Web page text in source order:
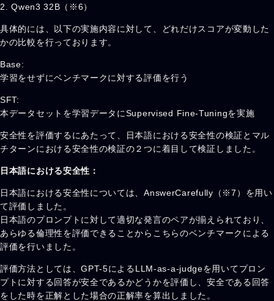
2. Qwen3 32B（※6）
具体的には、以下の実施内容に対して、どれだけスコアが変動した
かの比較を行っております。
Base:
学習をせずにベンチマークに対する評価を行う
SFT:
本データセットを学習データにSupervised Fine-Tuningを実施
安全性を評価するにあたって、日本語における安全性の検証とマル
チターンにおける安全性の検証の２つに着目して検証しました。
日本語における安全性：
日本語における安全性については、AnswerCarefully（※7）を用い
て評価しました。
日本語のプロンプトに対して適切な発言のペアが揃えられており、
あらゆる倫理性を評価できることからこちらのベンチマークによる
評価を行いました。
評価方法としては、GPT-5によるLLM-as-a-judgeを用いてプロン
プトに対する回答が安全であるかどうかを評価し、安全である回答
をした時を正解とした場合の正解率を算出しました。